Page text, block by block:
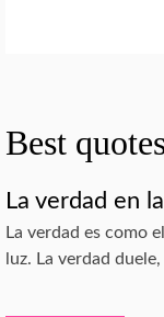
Best
La verdad en
La verdad es como
luz. La verdad